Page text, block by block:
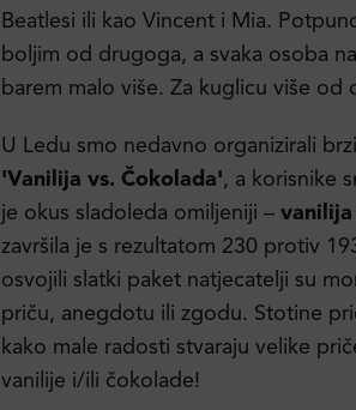
Beatlesi ili kao Vincent i Mia.
boljim od drugoga, a svaka osoba
barem malo više. Za kuglicu više od
U Ledu smo nedavno organizirali
'Vanilija vs. Čokolada', a korisnike
je okus sladoleda omiljeniji –
završila je s rezultatom 230 protiv
osvojili slatki paket natjecatelji su
priču, anegdotu ili zgodu. Stotine
kako male radosti stvaraju velike
vanilije i/ili čokolade!